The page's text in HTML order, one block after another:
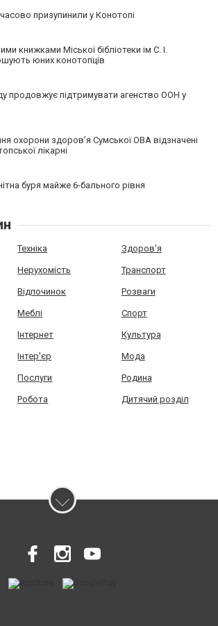
призупинили у Конотопі
книжками Міської бібліотеки ім С. І.
юних конотопців
продовжує підтримувати агенство ООН у
охорони здоров’я Сумської ОВА відзначені
лікарні
буря майже 6-бального рівня
Техніка Здоров'я
Нерухомість Транспорт
Відпочинок Розваги
Меблі Спорт
Інтернет Культура
Інтер'єр Мода
Послуги Родина
Робота Дитячий розділ